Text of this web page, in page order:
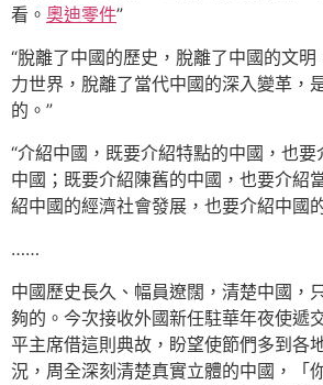
看。 奧迪零件”
“脫離了中國的歷史，脫離了中國的文
力世界，脫離了當代中國的深入變革，
的。”
“介紹中國，既要介紹特點的中國，也要
中國；既要介紹陳舊的中國，也要介紹
紹中國的經濟社會發展，也要介紹中國
……
中國歷史長久、幅員遼闊，清楚中國，
夠的。今次接收外國新任駐華年夜使遞
平主席借這則典故，盼望使節們多到各
況，周全深刻清楚真實立體的中國，「